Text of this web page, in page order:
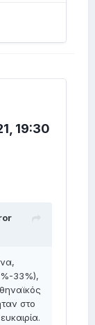
19:30
33%),
στο